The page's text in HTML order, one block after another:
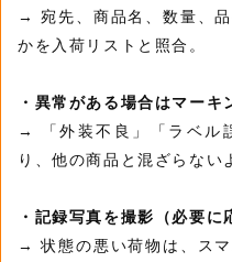
→ 宛先、商品名、数量、
かを入荷リストと照合。
・異常がある場合はマーキ
→ 「外装不良」「ラベル
り、他の商品と混ざらない
・記録写真を撮影（必要に
→ 状態の悪い荷物は、ス